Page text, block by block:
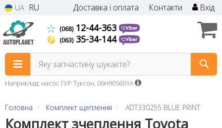
UA RU Доставка і оплата Контакти Вхід
(068)12-44-363
(063)35-34-144
Яку запчастину шукаєте?
Наприклад: насос ГУР Туксон, 06H905601A
Головна Комплект щеплення ADT330255 BLUE PRINT
Комплект зчеплення Toyota